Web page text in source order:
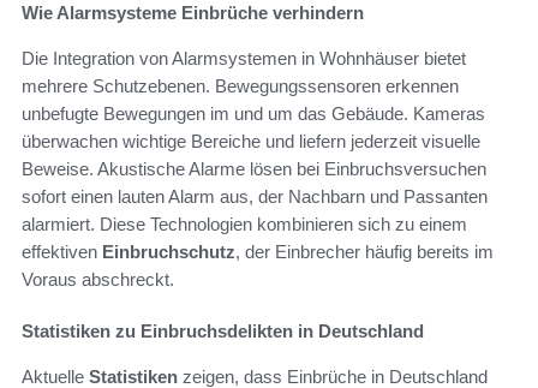
Wie Alarmsysteme Einbrüche verhindern
Die Integration von Alarmsystemen in Wohnhäuser bietet
mehrere Schutzebenen. Bewegungssensoren erkennen
unbefugte Bewegungen im und um das Gebäude. Kameras
überwachen wichtige Bereiche und liefern jederzeit visuelle
Beweise. Akustische Alarme lösen bei Einbruchsversuchen
sofort einen lauten Alarm aus, der Nachbarn und Passanten
alarmiert. Diese Technologien kombinieren sich zu einem
effektiven Einbruchschutz, der Einbrecher häufig bereits im
Voraus abschreckt.
Statistiken zu Einbruchsdelikten in Deutschland
Aktuelle Statistiken zeigen, dass Einbrüche in Deutschland